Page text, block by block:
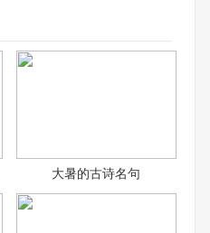
大暑的古诗名句